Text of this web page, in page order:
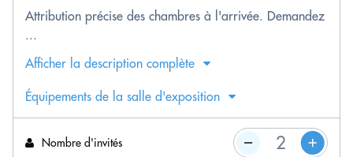
Attribution précise des chambres à l'arrivée. Demandez
...
Afficher la description complète
Équipements de la salle d'exposition
Nombre d'invités